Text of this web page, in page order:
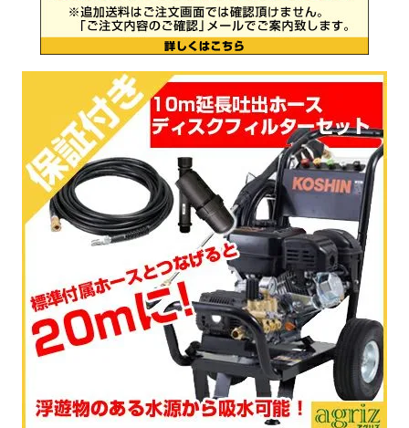
農業機械
作業用品
補修部品
レンタル
利用ガイド FAQ